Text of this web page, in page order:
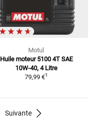
Motul
Huile moteur 5100 4T SAE
10W-40, 4 Litre
79,99 €1
Suivante